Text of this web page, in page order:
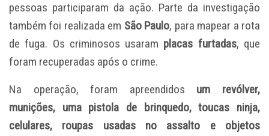
pessoas participaram da ação. Parte da investigação
também foi realizada em São Paulo, para mapear a rota
de fuga. Os criminosos usaram placas furtadas, que
foram recuperadas após o crime.
Na operação, foram apreendidos um revólver,
munições, uma pistola de brinquedo, toucas ninja,
celulares, roupas usadas no assalto e objetos